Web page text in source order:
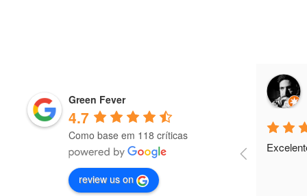
Green Fever
4.7
Como base em 118 críticas
review us on
9 months ago